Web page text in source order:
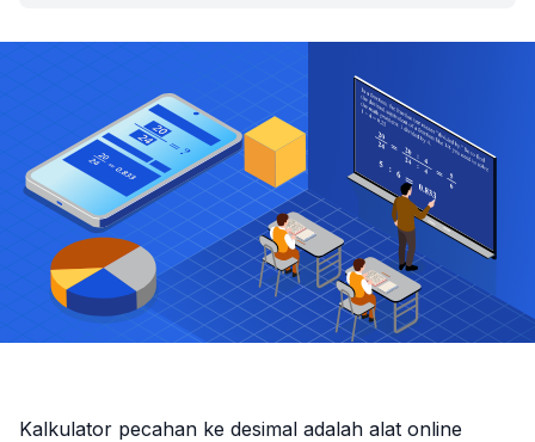
Kalkulator pecahan ke desimal adalah alat online